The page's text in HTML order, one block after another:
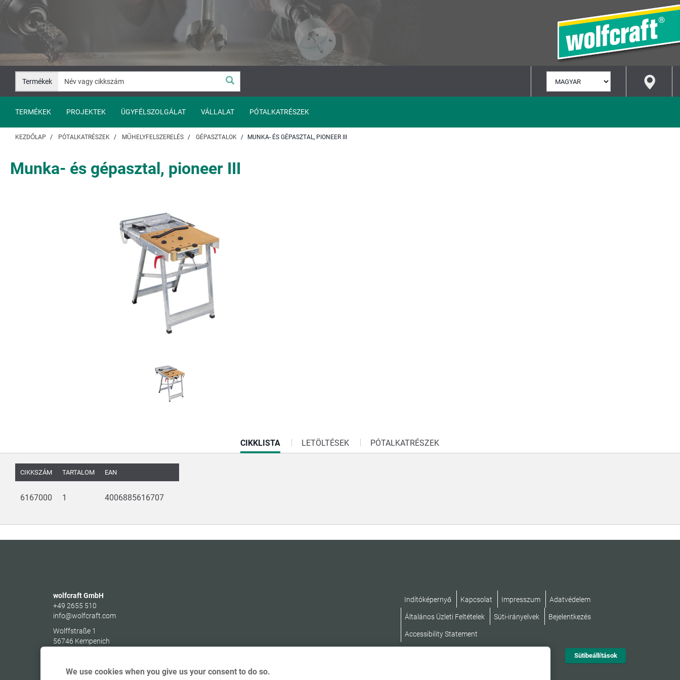
Ugrás
tartalomhoz
Ugrás
navigációhoz
Termékek
KIVÁLASZTÁSA
TERMÉKEK PROJEKTEK ÜGYFÉLSZOLGÁLAT VÁLLALAT PÓTALKATRÉSZEK
KEZDŐLAP PÓTALKATRÉSZEK MŰHELYFELSZERELÉS GÉPASZTALOK MUNKA- ÉS GÉPASZTAL, PIONEER III
Munka- és gépasztal, pioneer III
CURRENT
TAB:
CIKKLISTA LETÖLTÉSEK PÓTALKATRÉSZEK
CIKKSZÁM TARTALOM EAN
6167000 1 4006885616707
wolfcraft GmbH
+49 2655 510
info@wolfcraft.com
Wolffstraße 1
56746 Kempenich
Indítóképernyő Kapcsolat Impresszum Adatvédelem
Általános Üzleti Feltételek Süti-irányelvek Bejelentkezés
Accessibility Statement
Sütibeállítások
We use cookies when you give us your consent to do so.